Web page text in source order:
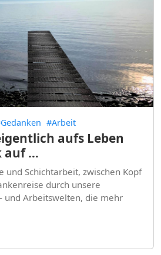
#Arbeit
aufs Leben
auf …
und Schichtarbeit, zwischen Kopf
durch unsere
und Arbeitswelten, die mehr